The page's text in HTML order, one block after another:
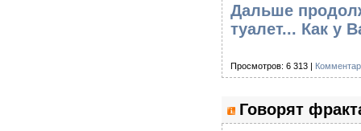
Дальше
туалет... Как у
Просмотров: 6 313 |
Говорят